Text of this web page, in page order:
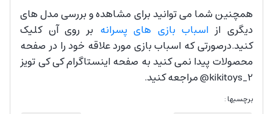
همچنین شما می توانید برای مشاهده و بررسی مدل های
دیگری ازاسباب بازی های پسرانه بر روی آن کلیک
کنید.درصورتی که اسباب بازی مورد علاقه خود را در صفحه
محصولات پیدا نمی کنید به صفحه اینستاگرام کی کی تویز
kikitoys_2@ مراجعه کنید.
برچسبها :